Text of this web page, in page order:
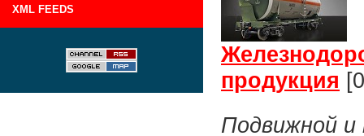
XML FEEDS
продукция
Подвижной